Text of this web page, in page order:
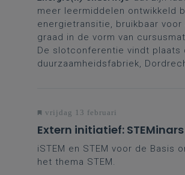
meer leermiddelen ontwikkeld
energietransitie, bruikbaar
graad in de vorm van
De slotconferentie vindt plaats
duurzaamheidsfabriek,
vrijdag 13 februari
Extern initiatief: STEMinars
iSTEM en STEM voor de Basis
het thema STEM.